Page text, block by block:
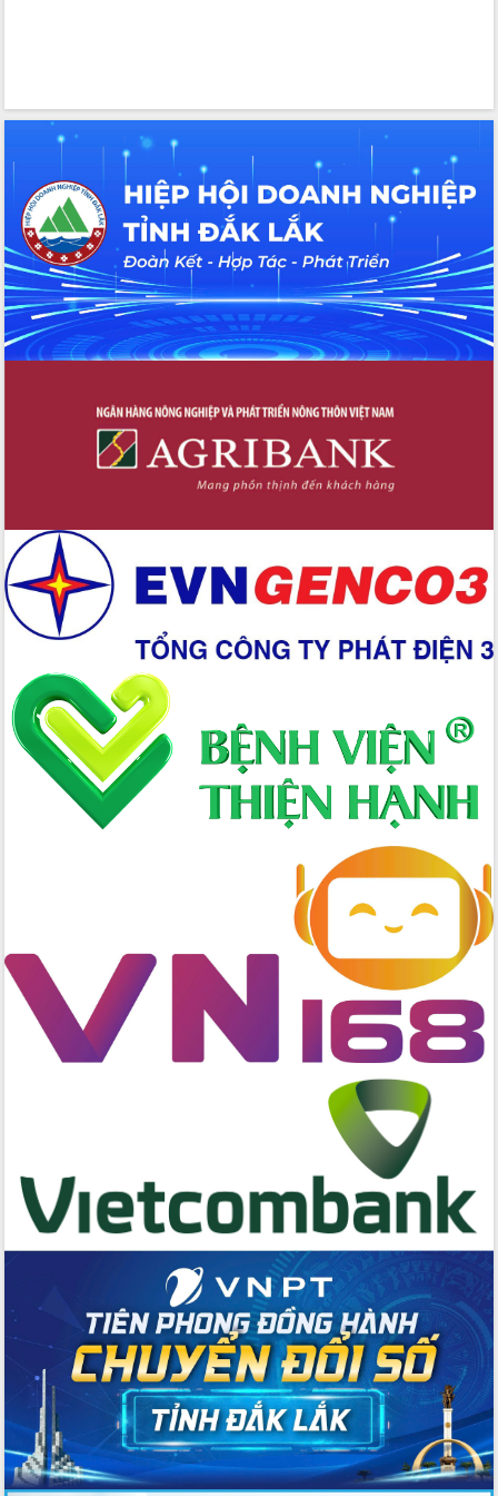
Tập trung giải phóng mặt bằng, đẩy
nhanh tiến độ Tuyến đường bộ ven
Gỡ khó, khởi công xây dựng, sửa chữa
toàn bộ nhà ở cho hộ dân đúng tiến độ
đề ra
UBND tỉnh Đắk Lắk tổng kết công tác
quốc phòng, quân sự địa phương năm
2025
Tập trung triển khai quyết liệt, đồng bộ
các giải pháp nhằm thực hiện hiệu quả
trong phòng chống tảo hôn và hôn
nhân cận huyết thống
Nông sản Tây Nguyên thu hút doanh
“Biển – Rừng – Cà phê” trong không
gian phát triển mới
Hội nghị chia sẻ kinh nghiệm, chuyển
giao kỹ thuật y tế, định hướng phát
triển chuyên sâu đến 2030
Chuyển đổi số mở ra không gian phát
triển trong lĩnh vực văn hóa, du lịch
Công bố quyết định của Ban Thường
vụ Tỉnh ủy về công tác cán bộ.
Thủ tướng Phạm Minh Chính: Khẩn
trương tái thiết cuộc sống người dân
sau thiên tai
Bí thư Tỉnh ủy Lương Nguyễn Minh
Triết dự Ngày hội đại đoàn kết tại
Buôn Đăk Tuôr, xã Cư Pui
Khởi công xây dựng Trường Phổ thông
nội trú liên cấp tiểu học và THCS xã Ia
Chủ tịch UBND tỉnh kiểm tra công tác
phòng, chống bão số 13 tại các địa
bàn xung yếu
Tập trung đẩy nhanh giải ngân nguồn
vốn các chương trình mục tiêu quốc
Xã Ea H'leo giữ vững và nâng cao chất
lượng các tiêu chí nông thôn mới
Công bố quyết định của Ban Thường
vụ Tỉnh ủy về công tác cán bộ
Nâng cao trách nhiệm người đứng
đầu, phát huy tinh thần chủ động,
sáng tạo để đảm bảo tiến độ giải ngân
vốn đầu tư công năm 2025